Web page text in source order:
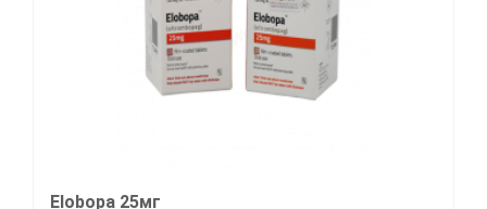
Elobopa 25мг